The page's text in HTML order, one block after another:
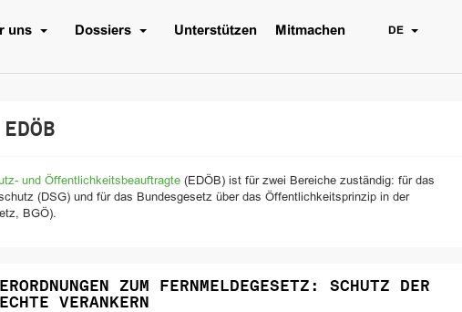
uns Dossiers Unterstützen Mitmachen DE
EDÖB
und Öffentlichkeitsbeauftragte (EDÖB) ist für zwei Bereiche zuständig: für das
(DSG) und für das Bundesgesetz über das Öffentlichkeitsprinzip in der
BGÖ).
ZUM FERNMELDEGESETZ: SCHUTZ DER
VERANKERN